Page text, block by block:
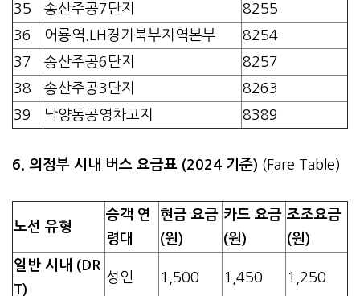
35
송산주공7단지
8255
36
어룡역.LH경기북부지역본부
8254
37
송산주공6단지
8257
38
송산주공3단지
8263
39
낙양동공영차고지 8389
6. 의정부 시내 버스 요금표 (2024 기준) (Fare Table)
노선 유형
승객 연
령대
현금 요금
(원)
카드 요금
(원)
조조요금
(원)
일반 시내 (DR
T)
성인 1,500 1,450 1,250